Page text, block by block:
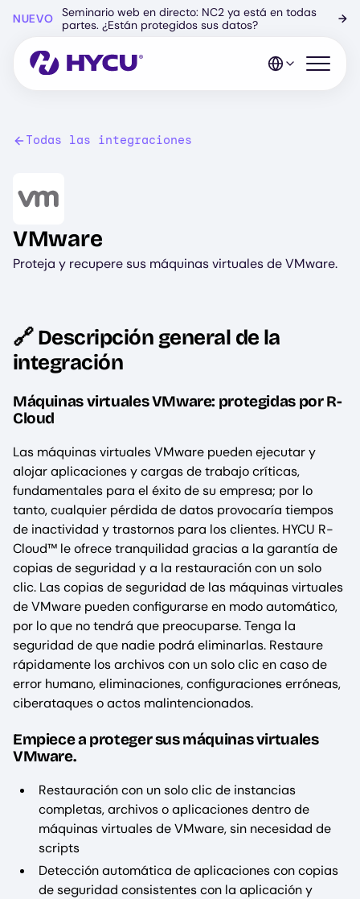
principal
NUEVO
Seminario web en directo: NC2 ya está en todas
partes. ¿Están protegidos sus datos?
→
Abrir el
Todas las integraciones
VMware
Proteja y recupere sus máquinas virtuales de VMware.
🔗 Descripción general de la
integración
Máquinas virtuales VMware: protegidas por R-
Cloud
Las máquinas virtuales VMware pueden ejecutar y
alojar aplicaciones y cargas de trabajo críticas,
fundamentales para el éxito de su empresa; por lo
tanto, cualquier pérdida de datos provocaría tiempos
de inactividad y trastornos para los clientes. HYCU R-
Cloud™ le ofrece tranquilidad gracias a la garantía de
copias de seguridad y a la restauración con un solo
clic. Las copias de seguridad de las máquinas virtuales
de VMware pueden configurarse en modo automático,
por lo que no tendrá que preocuparse. Tenga la
seguridad de que nadie podrá eliminarlas. Restaure
rápidamente los archivos con un solo clic en caso de
error humano, eliminaciones, configuraciones erróneas,
ciberataques o actos malintencionados.
Empiece a proteger sus máquinas virtuales
VMware.
Restauración con un solo clic de instancias
completas, archivos o aplicaciones dentro de
máquinas virtuales de VMware, sin necesidad de
scripts
Detección automática de aplicaciones con copias
de seguridad consistentes con la aplicación y